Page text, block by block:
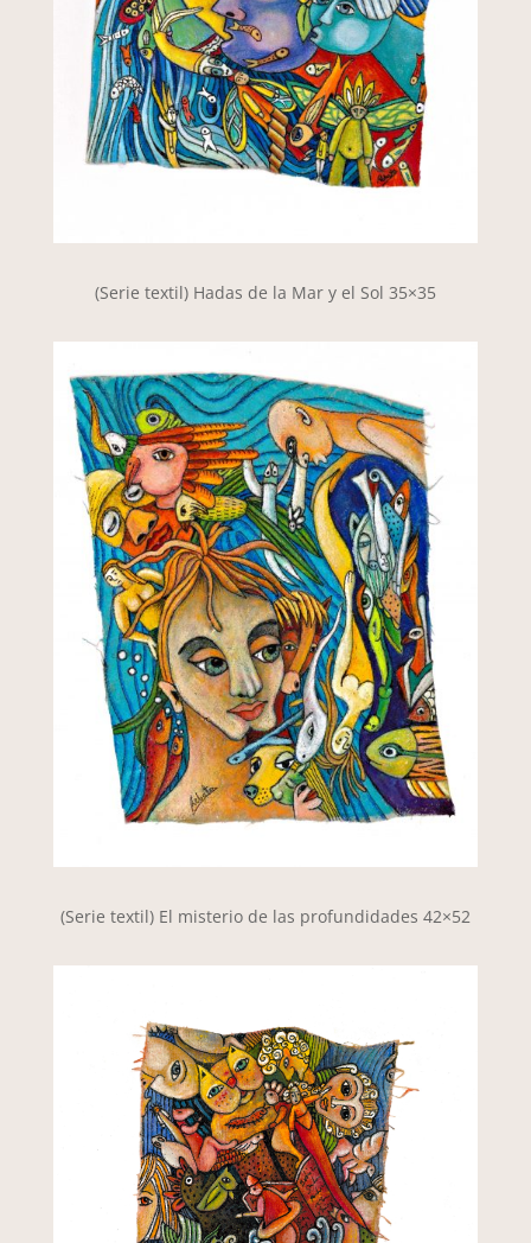
(Serie textil) Hadas de la Mar y el Sol 35×35
(Serie textil) El misterio de las profundidades 42×52